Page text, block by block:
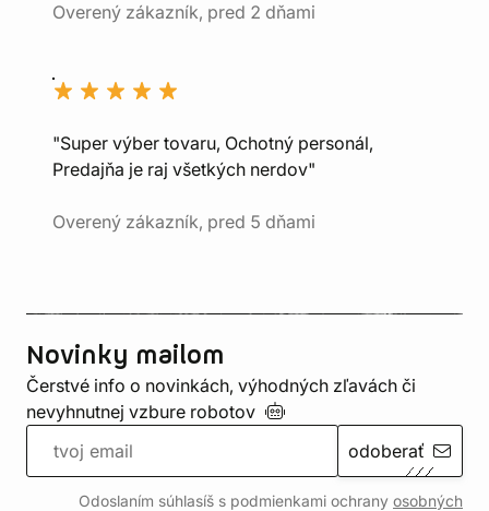
Overený zákazník, pred 2 dňami
"Super výber tovaru, Ochotný personál,
Predajňa je raj všetkých nerdov"
Overený zákazník, pred 5 dňami
Novinky mailom
Čerstvé info o novinkách, výhodných zľavách či
nevyhnutnej vzbure robotov
odoberať
Odoslaním súhlasíš s podmienkami ochrany osobných